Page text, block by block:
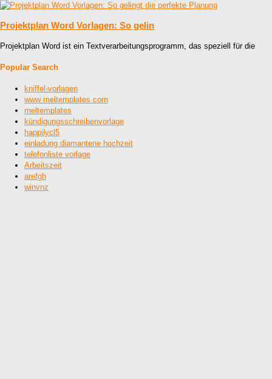
Projektplan Word Vorlagen: So gelin
Projektplan Word ist ein Textverarbeitungsprogramm, das speziell für die
Popular Search
kniffel-vorlagen
www meltemplates com
meltemplates
kündigungsschreibenvorlage
happilycl5
einladung diamantene hochzeit
telefonliste vorlage
Arbeitszeit
arefgh
winvnz